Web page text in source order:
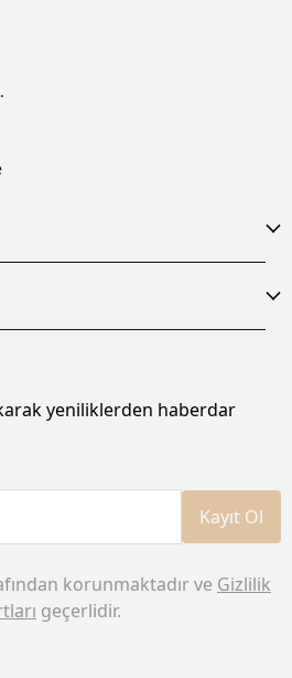
yeniliklerden haberdar
Kayıt Ol
korunmaktadır ve Gizlilik
geçerlidir.